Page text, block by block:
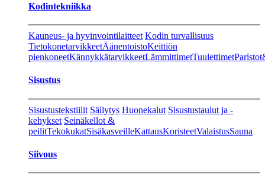
Kodintekniikka
Kauneus- ja hyvinvointilaitteet Kodin turvallisuus
TietokonetarvikkeetÄänentoistoKeittiön
pienkoneetKännykkätarvikkeetLämmittimetTuulettimet
Sisustus
Sisustustekstiilit Säilytys Huonekalut Sisustustaulut ja -
kehykset Seinäkellot &
peilitTekokukatSisäkasveilleKattausKoristeetValaistusSauna
Siivous